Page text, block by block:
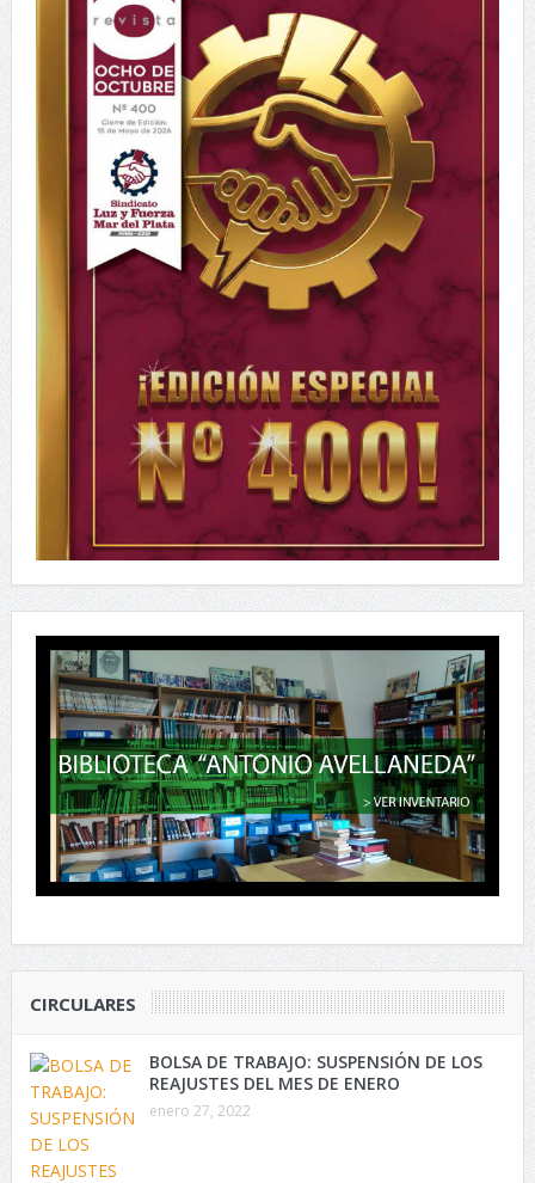
CIRCULARES
BOLSA DE TRABAJO: SUSPENSIÓN DE LOS
REAJUSTES DEL MES DE ENERO
enero 27, 2022